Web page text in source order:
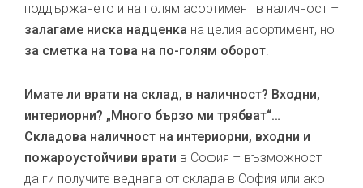
поддържането и на голям асортимент в наличност –
залагаме ниска надценка на целия асортимент, но
за сметка на това на по-голям оборот.
Имате ли врати на склад, в наличност? Входни,
интериорни? „Много бързо ми трябват“…
Складова наличност на интериорни, входни и
пожароустойчиви врати в София – възможност
да ги получите веднага от склада в София или ако